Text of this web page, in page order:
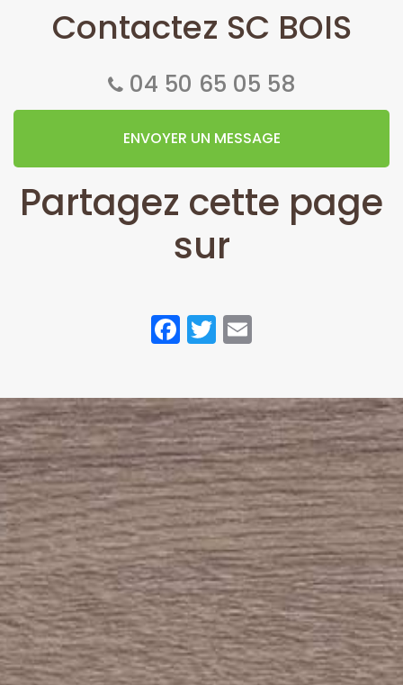
mesure de
maison
web
Contactez SC BOIS
04 50 65 05 58
ENVOYER UN MESSAGE
Partagez cette page
sur
Facebook
Twitter